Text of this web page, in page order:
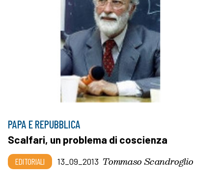
PAPA E REPUBBLICA
Scalfari, un problema di coscienza
EDITORIALI 13_09_2013 Tommaso Scandroglio